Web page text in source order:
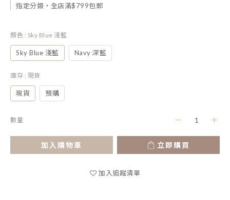
指定分類，全店滿$799包郵
顏色 : Sky Blue 淺藍
Sky Blue 淺藍 Navy 深藍
庫存 : 現貨
現貨 預購
數量
加入購物車 立即購買
加入追蹤清單